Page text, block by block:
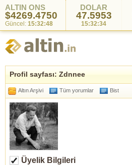
ALTIN ONS
$4269.4750
Güncel: 15:32:48
DOLAR
47.5953
15:32:34
Profil sayfası: Zdnnee
Altın Arşivi Tüm yorumlar Bist
Üyelik Bilgileri